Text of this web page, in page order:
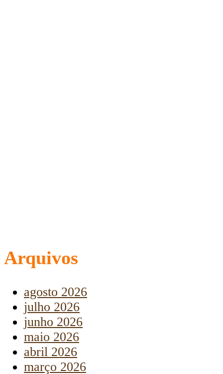
Arquivos
agosto 2026
julho 2026
junho 2026
maio 2026
abril 2026
março 2026